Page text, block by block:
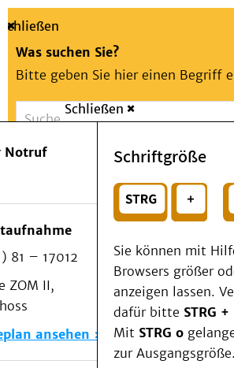
Suche
Schließen
Was suchen Sie?
Bitte geben Sie hier einen Begriff
Suchen
oder
Wählen Sie ein Thema für Ihren
Notfall
Schließen
Notruf
81 – 17012
ZOM II,
ansehen
Schriftgröße
Sie können mit
Browsers größer
anzeigen lassen.
dafür bitte STRG
Mit STRG o
zur Ausgangsgröße.
Menü
Patienten & Besucher
Kliniken/Institute/Zentren
Als Patient am UKD
Beratung und
Veranstaltungen
Kommunikation im
Notfall
Forschung & Lehre